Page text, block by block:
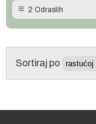
2 Odraslih
Sortiraj po